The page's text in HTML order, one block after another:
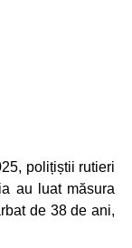
polițiștii rutieri
au luat măsura
de 38 de ani,